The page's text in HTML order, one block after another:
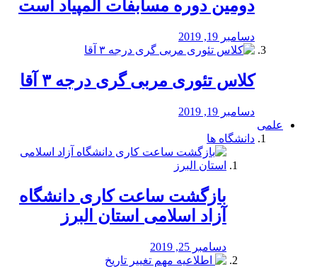
دومین دوره مسابفات المپیاد است
دسامبر 19, 2019
کلاس تئوری مربی گری درجه ۳ آقا
دسامبر 19, 2019
علمی
دانشگاه ها
بازگشت ساعت کاری دانشگاه
آزاد اسلامی استان البرز
دسامبر 25, 2019